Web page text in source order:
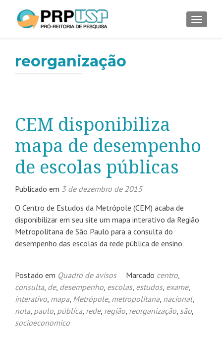
reorganização
CEM disponibiliza
mapa de desempenho
de escolas públicas
Publicado em 3 de dezembro de 2015
O Centro de Estudos da Metrópole (CEM) acaba de
disponibilizar em seu site um mapa interativo da Região
Metropolitana de São Paulo para a consulta do
desempenho das escolas da rede pública de ensino.
Postado em Quadro de avisos Marcado centro,
consulta, de, desempenho, escolas, estudos, exame,
interativo, mapa, Metrópole, metropolitana, nacional,
nota, paulo, pública, rede, região, reorganização, são,
socioeconomico